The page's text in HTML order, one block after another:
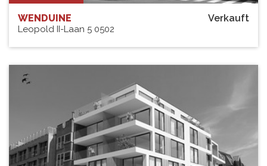
Verkauft
WENDUINE
Leopold II-Laan 5 0502